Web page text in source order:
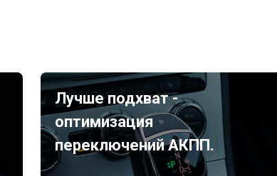
Лучше подхват -
оптимизация
переключений АКПП.